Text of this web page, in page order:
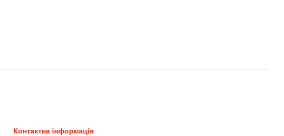
Контактна інформація